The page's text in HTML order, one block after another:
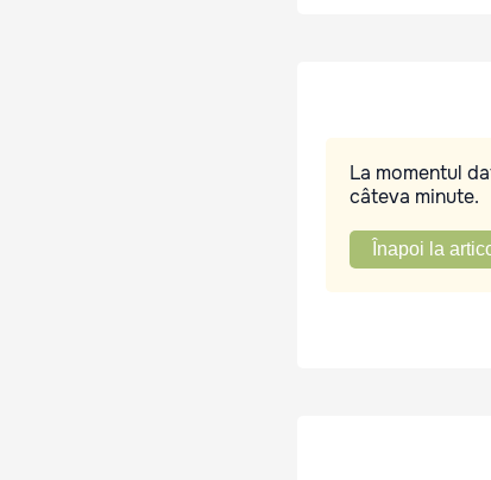
La momentul
câteva minute.
Înapoi la